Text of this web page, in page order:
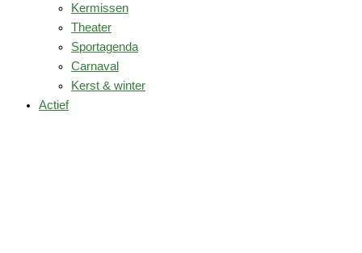
Kermissen
Theater
Sportagenda
Carnaval
Kerst & winter
Actief